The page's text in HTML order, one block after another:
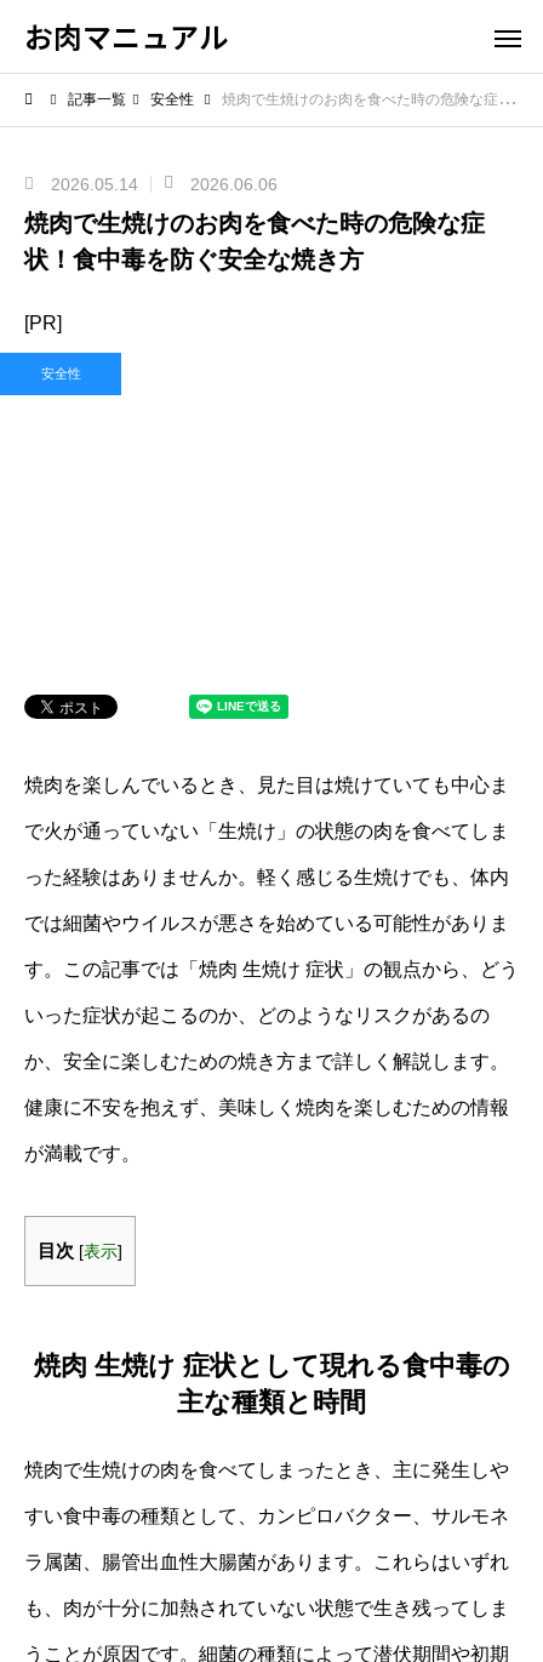
お肉マニュアル
記事一覧 安全性 焼肉で生焼けのお肉を食べた時の危険な症状！食中毒を防ぐ安全な焼き方
2026.05.14 2026.06.06
焼肉で生焼けのお肉を食べた時の危険な症
状！食中毒を防ぐ安全な焼き方
[PR]
安全性
焼肉を楽しんでいるとき、見た目は焼けていても中心ま
で火が通っていない「生焼け」の状態の肉を食べてしま
った経験はありませんか。軽く感じる生焼けでも、体内
では細菌やウイルスが悪さを始めている可能性がありま
す。この記事では「焼肉 生焼け 症状」の観点から、どう
いった症状が起こるのか、どのようなリスクがあるの
か、安全に楽しむための焼き方まで詳しく解説します。
健康に不安を抱えず、美味しく焼肉を楽しむための情報
が満載です。
目次 [表示]
焼肉 生焼け 症状として現れる食中毒の
主な種類と時間
焼肉で生焼けの肉を食べてしまったとき、主に発生しや
すい食中毒の種類として、カンピロバクター、サルモネ
ラ属菌、腸管出血性大腸菌があります。これらはいずれ
も、肉が十分に加熱されていない状態で生き残ってしま
うことが原因です。細菌の種類によって潜伏期間や初期